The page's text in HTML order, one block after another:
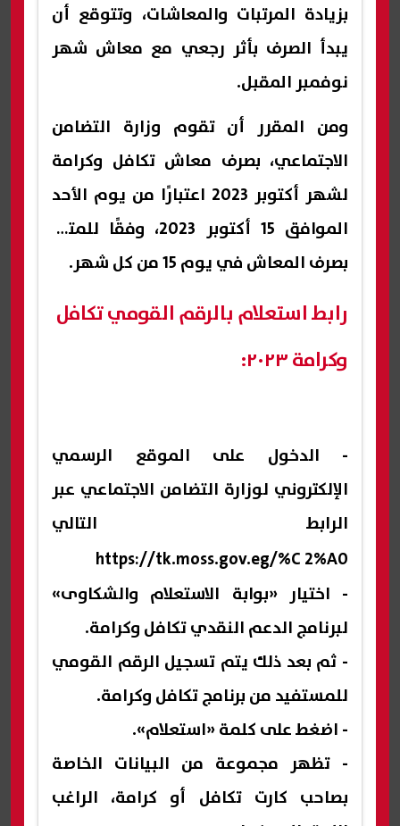
بزيادة المرتبات والمعاشات، وتتوقع أن
يبدأ الصرف بأثر رجعي مع معاش شهر
نوفمبر المقبل.
ومن المقرر أن تقوم وزارة التضامن
الاجتماعي، بصرف معاش تكافل وكرامة
لشهر أكتوبر 2023 اعتبارًا من يوم الأحد
الموافق 15 أكتوبر 2023، وفقًا للمتبع
بصرف المعاش في يوم 15 من كل شهر.
رابط استعلام بالرقم القومي تكافل
وكرامة ٢٠٢٣:
- الدخول على الموقع الرسمي
الإلكتروني لوزارة التضامن الاجتماعي عبر
الرابط التالي
https://tk.moss.gov.eg/%C2%A0
- اختيار «بوابة الاستعلام والشكاوى»
لبرنامج الدعم النقدي تكافل وكرامة.
- ثم بعد ذلك يتم تسجيل الرقم القومي
للمستفيد من برنامج تكافل وكرامة.
- اضغط على كلمة «استعلام».
- تظهر مجموعة من البيانات الخاصة
بصاحب كارت تكافل أو كرامة، الراغب